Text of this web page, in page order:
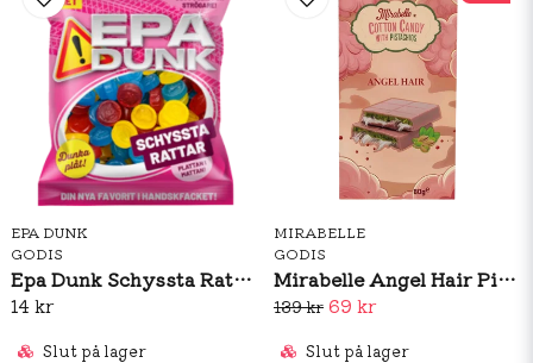
EPA DUNK
GODIS
Epa Dunk Schyssta Rattar 80g
14 kr
Slut på lager
MIRABELLE
GODIS
Mirabelle Angel Hair Pink 80g
139 kr 69 kr
Slut på lager